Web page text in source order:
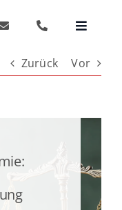
Toggle
Zurück Vor